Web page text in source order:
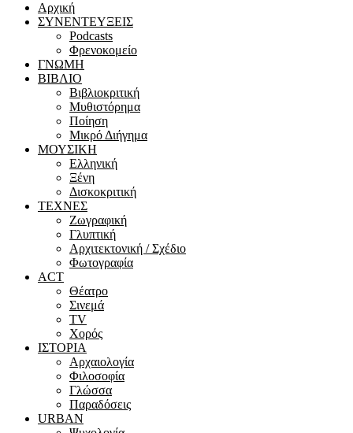
Αρχική
ΣΥΝΕΝΤΕΥΞΕΙΣ
Podcasts
Φρενοκομείο
ΓΝΩΜΗ
ΒΙΒΛΙΟ
Βιβλιοκριτική
Μυθιστόρημα
Ποίηση
Μικρό Διήγημα
ΜΟΥΣΙΚΗ
Ελληνική
Ξένη
Δισκοκριτική
ΤΕΧΝΕΣ
Ζωγραφική
Γλυπτική
Αρχιτεκτονική / Σχέδιο
Φωτογραφία
ACT
Θέατρο
Σινεμά
ΤV
Χορός
ΙΣΤΟΡΙΑ
Αρχαιολογία
Φιλοσοφία
Γλώσσα
Παραδόσεις
URBAN